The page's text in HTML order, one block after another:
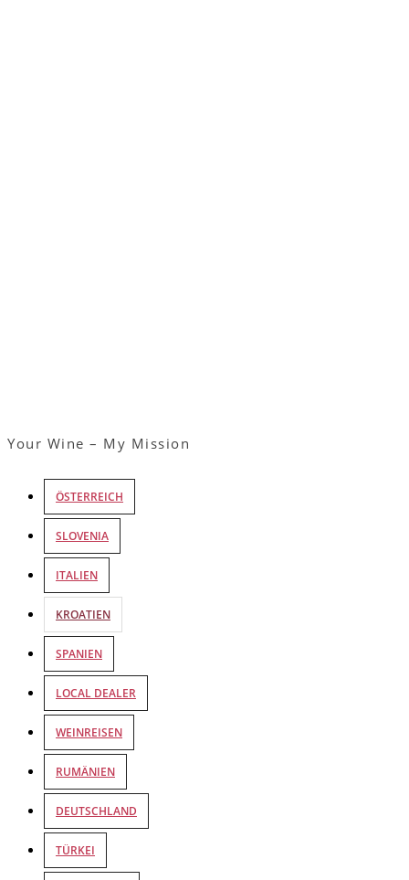
Your Wine – My Mission
ÖSTERREICH
SLOVENIA
ITALIEN
KROATIEN
SPANIEN
LOCAL DEALER
WEINREISEN
RUMÄNIEN
DEUTSCHLAND
TÜRKEI